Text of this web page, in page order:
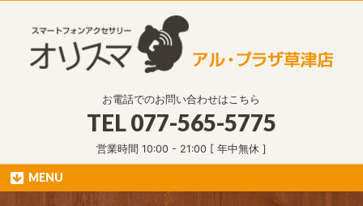
お電話でのお問い合わせはこちら
TEL077-565-5775
営業時間 10:00 - 21:00 [ 年中無休 ]
MENU